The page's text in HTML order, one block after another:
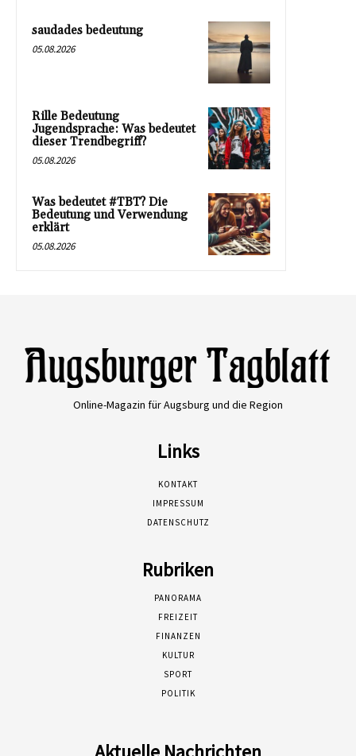
saudades bedeutung
05.08.2026
Rille Bedeutung
Jugendsprache: Was bedeutet
dieser Trendbegriff?
05.08.2026
Was bedeutet #TBT? Die
Bedeutung und Verwendung
erklärt
05.08.2026
Online-Magazin für Augsburg und die Region
Links
KONTAKT
IMPRESSUM
DATENSCHUTZ
Rubriken
PANORAMA
FREIZEIT
FINANZEN
KULTUR
SPORT
POLITIK